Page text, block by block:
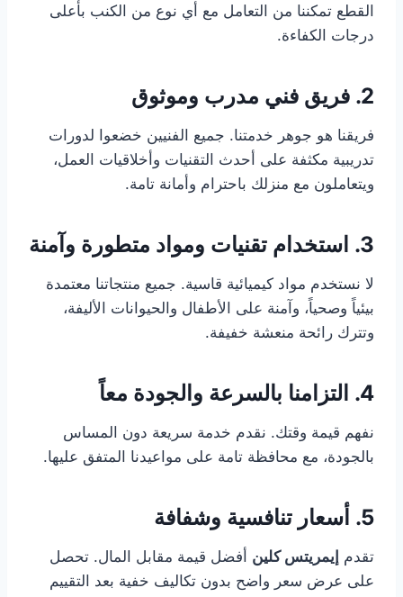
القطع تمكننا من التعامل مع أي نوع من الكنب بأعلى
درجات الكفاءة.
2. فريق فني مدرب وموثوق
فريقنا هو جوهر خدمتنا. جميع الفنيين خضعوا لدورات
تدريبية مكثفة على أحدث التقنيات وأخلاقيات العمل،
ويتعاملون مع منزلك باحترام وأمانة تامة.
3. استخدام تقنيات ومواد متطورة وآمنة
لا نستخدم مواد كيميائية قاسية. جميع منتجاتنا معتمدة
بيئياً وصحياً، وآمنة على الأطفال والحيوانات الأليفة،
وتترك رائحة منعشة خفيفة.
4. التزامنا بالسرعة والجودة معاً
نفهم قيمة وقتك. نقدم خدمة سريعة دون المساس
بالجودة، مع محافظة تامة على مواعيدنا المتفق عليها.
5. أسعار تنافسية وشفافة
تقدم إيمريتس كلين أفضل قيمة مقابل المال. تحصل
على عرض سعر واضح بدون تكاليف خفية بعد التقييم